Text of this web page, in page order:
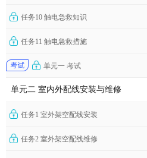
任务10 触电急救知识
任务11 触电急救措施
单元一 考试
单元二 室内外配线安装与维修
任务1 室外架空配线安装
任务2 室外架空配线维修